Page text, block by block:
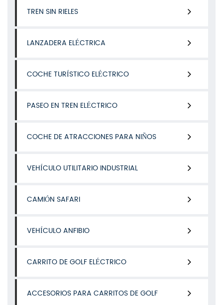
TREN SIN RIELES
LANZADERA ELÉCTRICA
COCHE TURÍSTICO ELÉCTRICO
PASEO EN TREN ELÉCTRICO
COCHE DE ATRACCIONES PARA NIÑOS
VEHÍCULO UTILITARIO INDUSTRIAL
CAMIÓN SAFARI
VEHÍCULO ANFIBIO
CARRITO DE GOLF ELÉCTRICO
ACCESORIOS PARA CARRITOS DE GOLF